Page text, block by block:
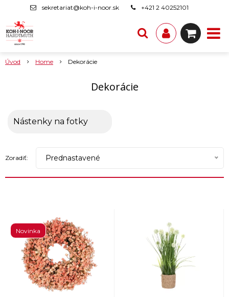
sekretariat@koh-i-noor.sk +421 2 40252101
Úvod Home Dekorácie
Dekorácie
Nástenky na fotky
Zoradiť: Prednastavené
Novinka